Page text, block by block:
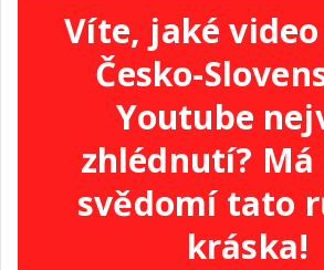
Víte, jaké
Česko-
Youtube
zhlédnutí? Má
svědomí tato
kráska!